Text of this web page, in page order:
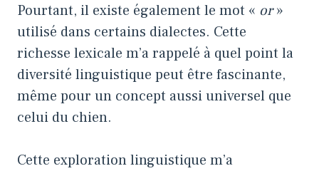
Pourtant, il existe également le mot « or»
utilisé dans certains dialectes. Cette
richesse lexicale m’a rappelé à quel point la
diversité linguistique peut être fascinante,
même pour un concept aussi universel que
celui du chien.
Cette exploration linguistique m’a